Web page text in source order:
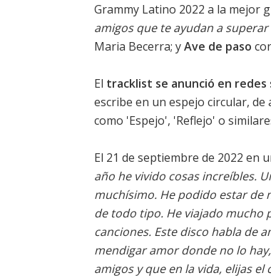
Grammy Latino 2022 a la mejor
amigos que te ayudan a
Maria Becerra; yAve de paso
El tracklist se anunció en redes
escribe en un espejo circular,
como 'Espejo', 'Reflejo' o
El 21 de septiembre de 2022 en
año he vivido cosas increíbles.
muchísimo. He podido estar de
de todo tipo. He viajado mucho
canciones. Este disco habla de
mendigar amor donde no lo
amigos y que en la vida, elijas